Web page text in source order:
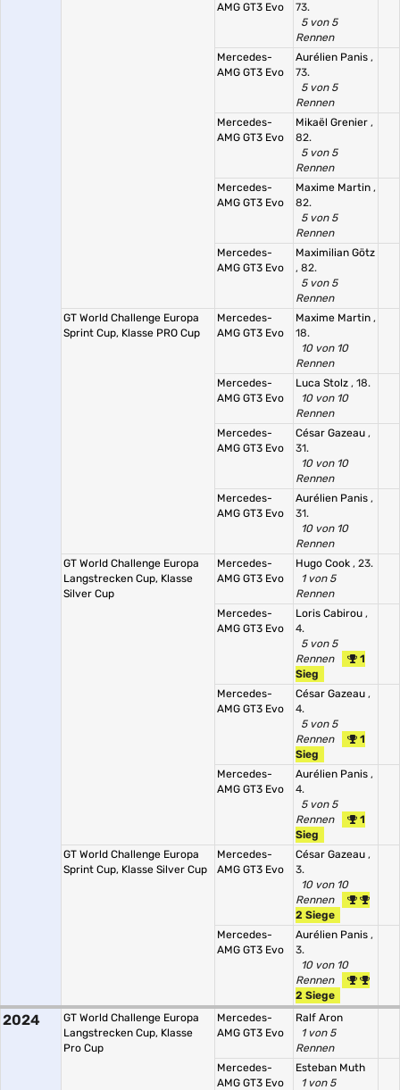
AMG GT3 Evo
73.
5 von 5
Rennen
Mercedes-
AMG GT3 Evo
Aurélien Panis ,
73.
5 von 5
Rennen
Mercedes-
AMG GT3 Evo
Mikaël Grenier ,
82.
5 von 5
Rennen
Mercedes-
AMG GT3 Evo
Maxime Martin ,
82.
5 von 5
Rennen
Mercedes-
AMG GT3 Evo
Maximilian Götz
, 82.
5 von 5
Rennen
GT World Challenge Europa
Sprint Cup, Klasse PRO Cup
Mercedes-
AMG GT3 Evo
Maxime Martin ,
18.
10 von 10
Rennen
Mercedes-
AMG GT3 Evo
Luca Stolz , 18.
10 von 10
Rennen
Mercedes-
AMG GT3 Evo
César Gazeau ,
31.
10 von 10
Rennen
Mercedes-
AMG GT3 Evo
Aurélien Panis ,
31.
10 von 10
Rennen
GT World Challenge Europa
Langstrecken Cup, Klasse
Silver Cup
Mercedes-
AMG GT3 Evo
Hugo Cook , 23.
1 von 5
Rennen
Mercedes-
AMG GT3 Evo
Loris Cabirou ,
4.
5 von 5
Rennen
1
Sieg
Mercedes-
AMG GT3 Evo
César Gazeau ,
4.
5 von 5
Rennen
1
Sieg
Mercedes-
AMG GT3 Evo
Aurélien Panis ,
4.
5 von 5
Rennen
1
Sieg
GT World Challenge Europa
Sprint Cup, Klasse Silver Cup
Mercedes-
AMG GT3 Evo
César Gazeau ,
3.
10 von 10
Rennen
2 Siege
Mercedes-
AMG GT3 Evo
Aurélien Panis ,
3.
10 von 10
Rennen
2 Siege
2024
GT World Challenge Europa
Langstrecken Cup, Klasse
Pro Cup
Mercedes-
AMG GT3 Evo
Ralf Aron
1 von 5
Rennen
Mercedes-
AMG GT3 Evo
Esteban Muth
1 von 5